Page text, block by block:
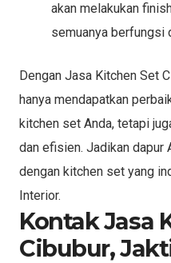
akan melakukan
semuanya berfungsi
Dengan Jasa Kitchen Set
hanya mendapatkan
kitchen set Anda, tetapi
dan efisien. Jadikan dapur
dengan kitchen set yang
Interior.
Kontak Jasa
Cibubur,